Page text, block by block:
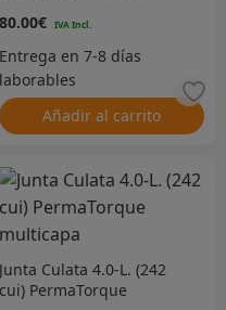
80.00€
Añadir al carrito
Junta Culata 4.0-L. (242
cui) PermaTorque